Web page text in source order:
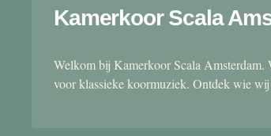
Kamerkoor Scala
Welkom bij Kamerkoor Scala Amsterdam.
voor klassieke koormuziek. Ontdek wie